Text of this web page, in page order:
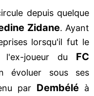
depuis quelque
Zidane. Ayant
lorsqu'il fut le
l'ex-joueur du FC
évoluer sous ses
par Dembélé à